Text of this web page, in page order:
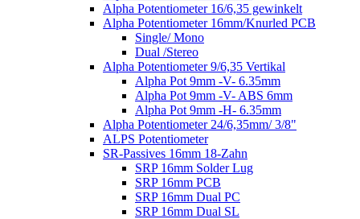
Alpha Potentiometer 16/6,35 gewinkelt
Alpha Potentiometer 16mm/Knurled PCB
Single/ Mono
Dual /Stereo
Alpha Potentiometer 9/6,35 Vertikal
Alpha Pot 9mm -V- 6.35mm
Alpha Pot 9mm -V- ABS 6mm
Alpha Pot 9mm -H- 6.35mm
Alpha Potentiometer 24/6,35mm/ 3/8"
ALPS Potentiometer
SR-Passives 16mm 18-Zahn
SRP 16mm Solder Lug
SRP 16mm PCB
SRP 16mm Dual PC
SRP 16mm Dual SL